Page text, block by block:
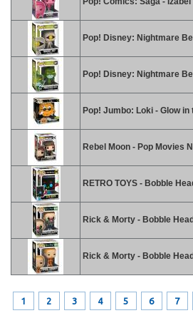
Pop! Disney: Nightmare
Pop! Disney: Nightmare
Pop! Jumbo: Loki - Glow
Rebel Moon - Pop Movies
RETRO TOYS - Bobble
Rick & Morty - Bobble
Rick & Morty - Bobble
1 2 3 4 5 6 7